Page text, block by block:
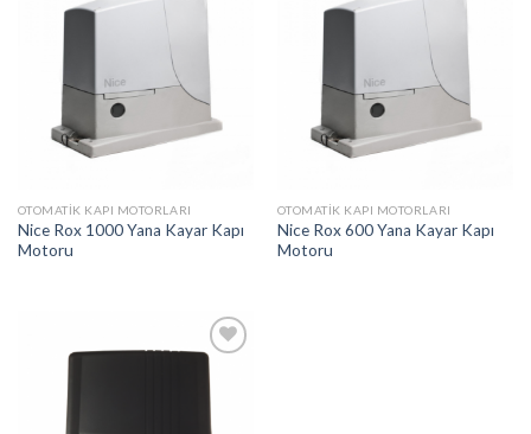
OTOMATIK KAPI MOTORLARI
Nice Rox 1000 Yana Kayar Kapı
Motoru
OTOMATIK KAPI MOTORLARI
Nice Rox 600 Yana Kayar Kapı
Motoru
Add to
wishlist